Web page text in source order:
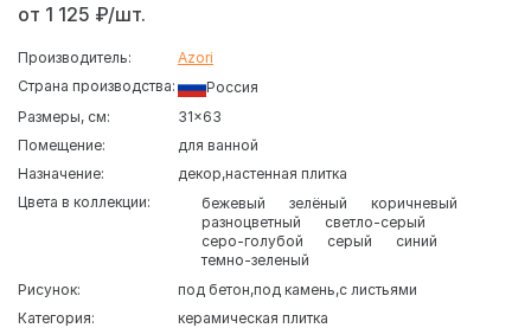
от 1 125 ₽/шт.
Производитель:
Azori
Страна производства:
Россия
Размеры, см:
31x63
Помещение:
для ванной
Назначение:
декор настенная плитка
Цвета в коллекции:
бежевый зелёный
коричневый
разноцветный
светло-серый
серо-голубой
серый
синий
темно-зеленый
Рисунок:
под бетон под камень с листьями
Категория:
керамическая плитка